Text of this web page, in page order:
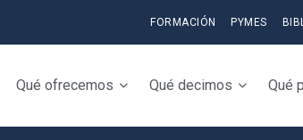
FORMACIÓN PYMES
Qué ofrecemos Qué decimos Qué